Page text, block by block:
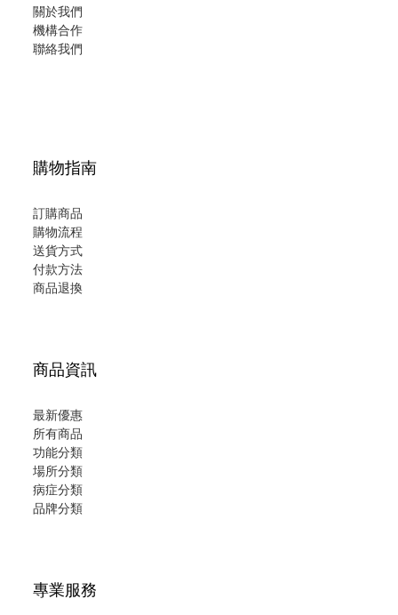
關於我們
機構合作
聯絡我們
購物指南
訂購商品
購物流程
送貨方式
付款方法
商品退換
商品資訊
最新優惠
所有商品
功能分類
場所分類
病症分類
品牌分類
專業服務